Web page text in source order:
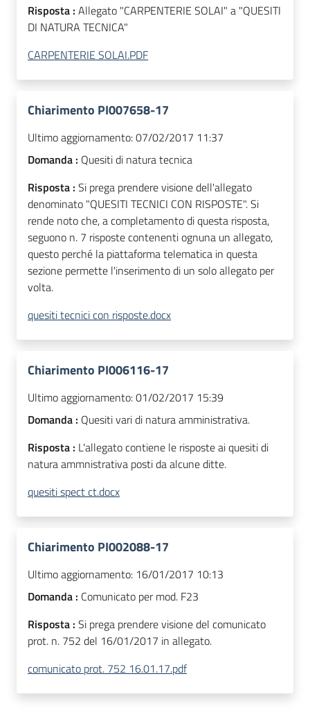
Risposta : Allegato "CARPENTERIE SOLAI" a "QUESITI
DI NATURA TECNICA"
CARPENTERIE SOLAI.PDF
Chiarimento PI007658-17
Ultimo aggiornamento:07/02/2017 11:37
Domanda : Quesiti di natura tecnica
Risposta : Si prega prendere visione dell'allegato
denominato "QUESITI TECNICI CON RISPOSTE". Si
rende noto che, a completamento di questa risposta,
seguono n. 7 risposte contenenti ognuna un allegato,
questo perché la piattaforma telematica in questa
sezione permette l'inserimento di un solo allegato per
volta.
quesiti tecnici con risposte.docx
Chiarimento PI006116-17
Ultimo aggiornamento:01/02/2017 15:39
Domanda : Quesiti vari di natura amministrativa.
Risposta : L'allegato contiene le risposte ai quesiti di
natura ammnistrativa posti da alcune ditte.
quesiti spect ct.docx
Chiarimento PI002088-17
Ultimo aggiornamento: 16/01/2017 10:13
Domanda : Comunicato per mod. F23
Risposta : Si prega prendere visione del comunicato
prot. n. 752 del 16/01/2017 in allegato.
comunicato prot. 752 16.01.17.pdf